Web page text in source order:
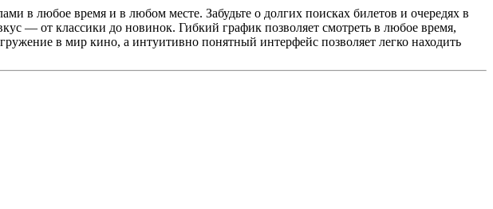
любое время и в любом месте. Забудьте о долгих поисках билетов и очередях в
— от классики до новинок. Гибкий график позволяет смотреть в любое время,
в мир кино, а интуитивно понятный интерфейс позволяет легко находить